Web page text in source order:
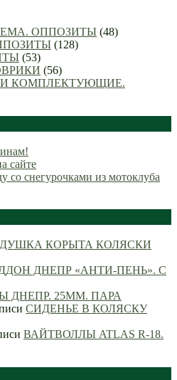
ОППОЗИТЫ (48)
(128)
(53)
(56)
И КОМПЛЕКТУЮЩИЕ.
сайте
со снегурочками из мотоклуба
КОРЫТА КОЛЯСКИ
ДНЕПР «АНТИ-ПЕНЬ». С
ДНЕПР. 25ММ. ПАРА
СИДЕНЬЕ В КОЛЯСКУ
ВАЙТВОЛЛЫ ATLAS R-18.